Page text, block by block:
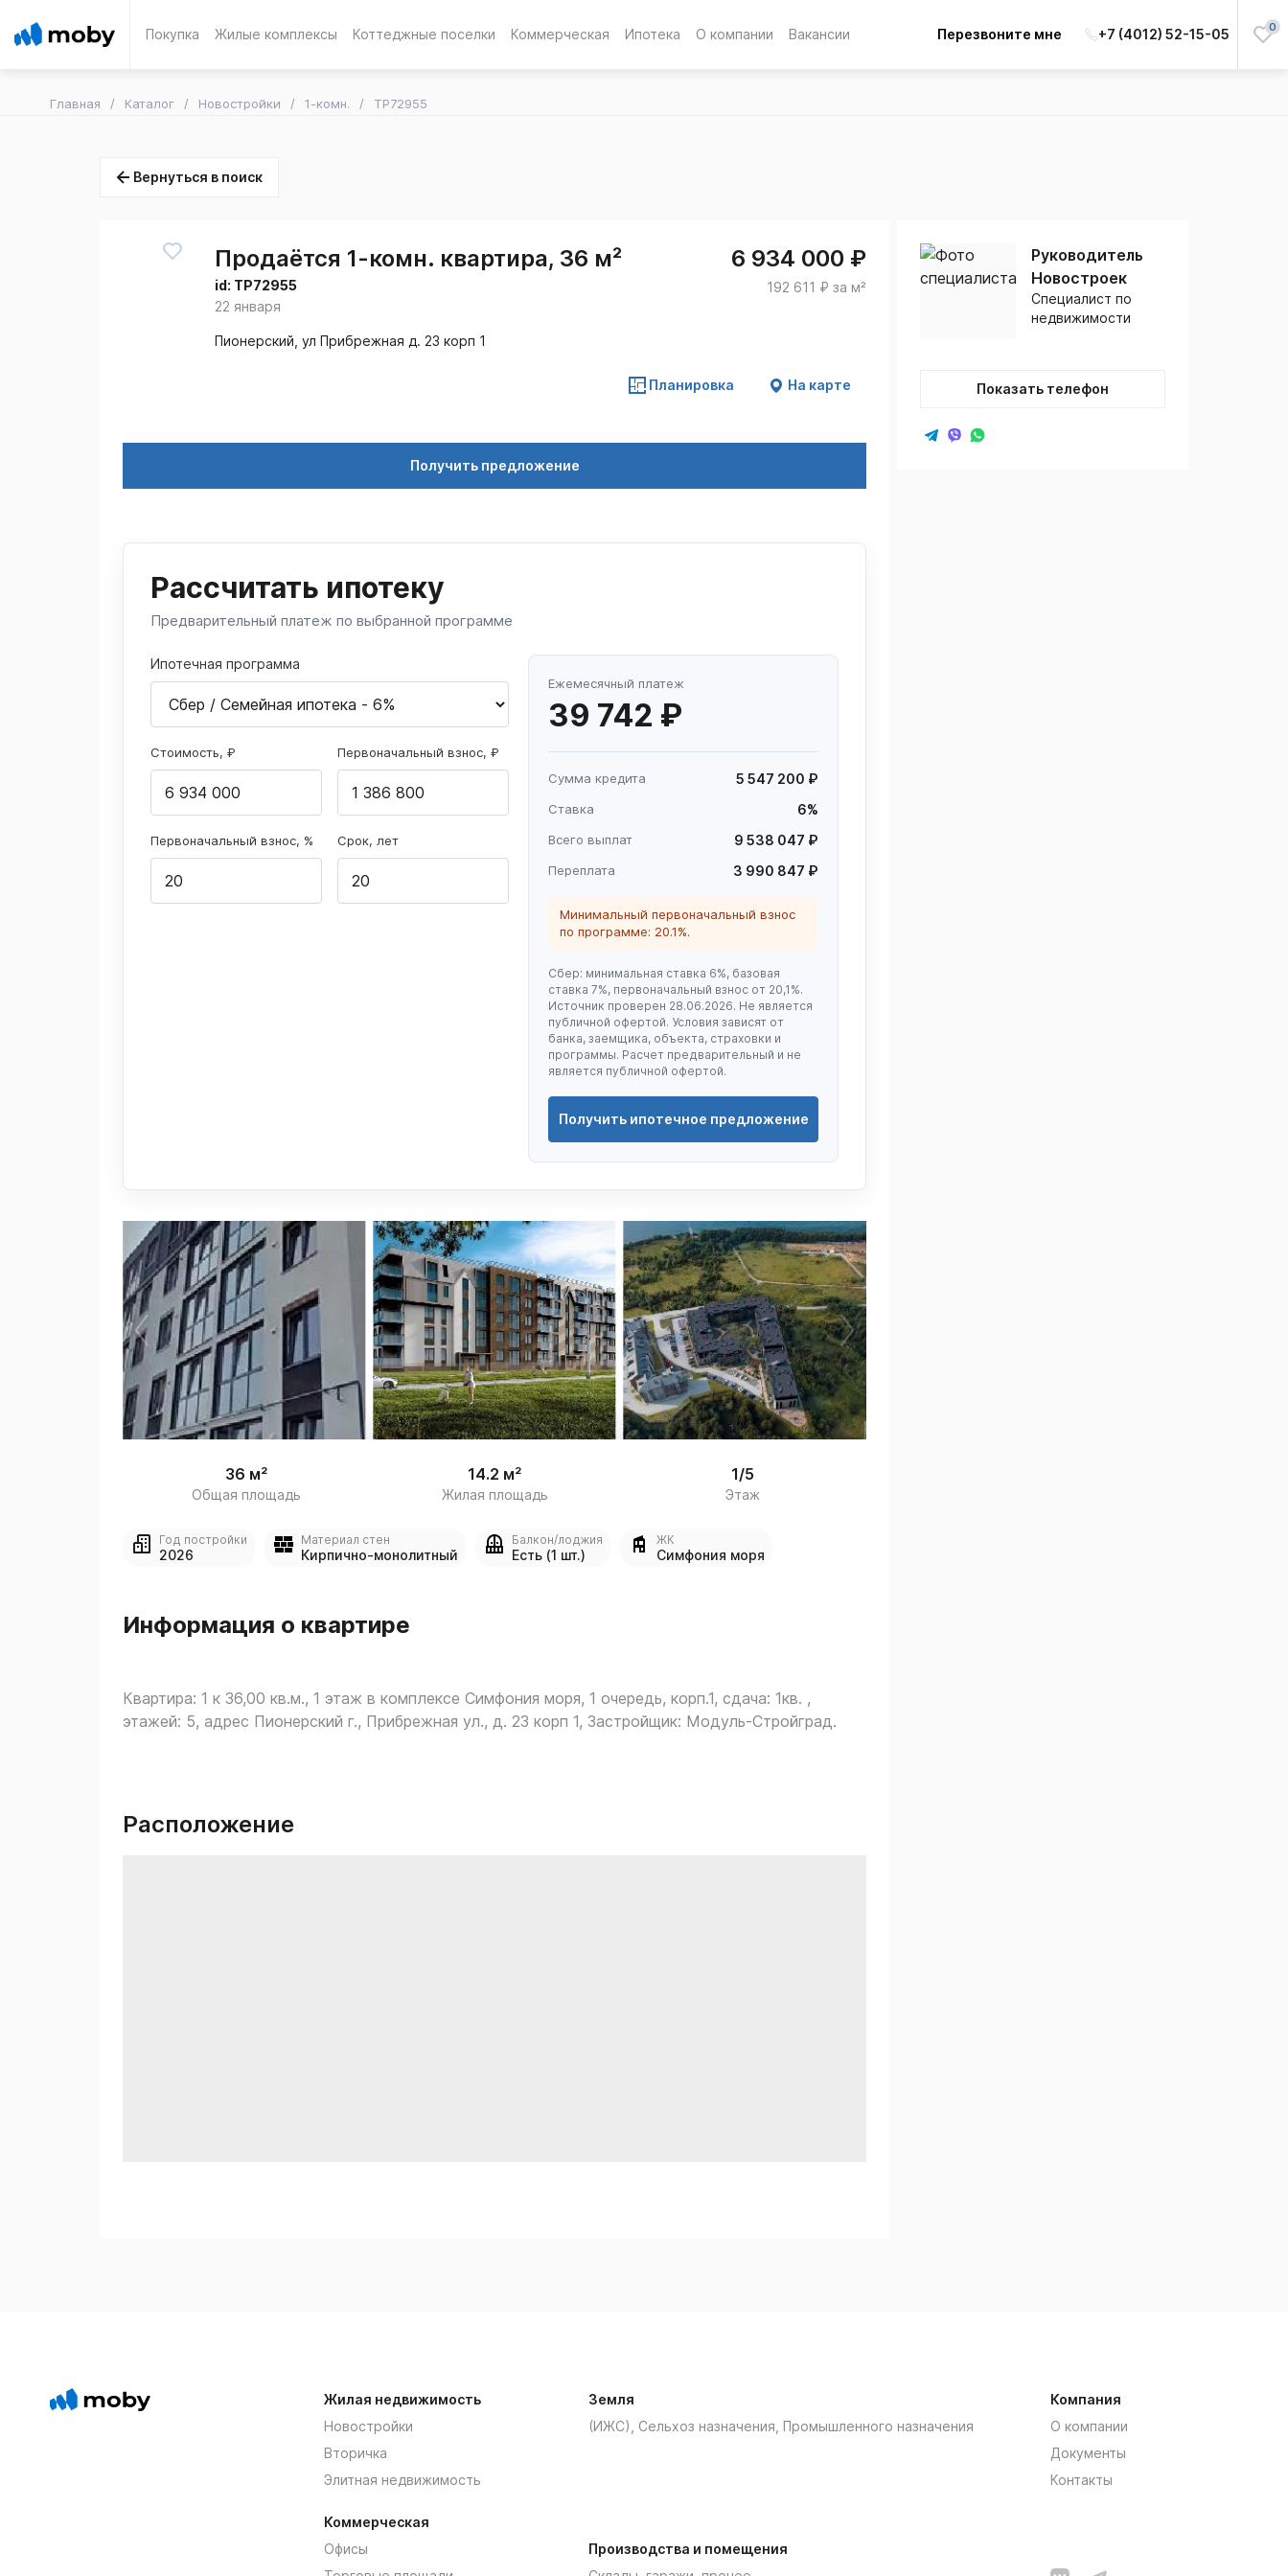
Покупка Жилые комплексы Коттеджные поселки Коммерческая Ипотека О компании Вакансии Перезвоните мне +7 (4012) 52-15-05 0
Главная Каталог Новостройки 1-комн. TP72955
Вернуться в поиск
Продаётся 1-комн. квартира, 36 м²
id: TP72955
22 января
6 934 000 ₽
192 611 ₽ за м²
Пионерский, ул Прибрежная д. 23 корп 1
Планировка На карте
Получить предложение
Рассчитать ипотеку
Предварительный платеж по выбранной программе
Ипотечная программа
Стоимость, ₽ Первоначальный взнос, ₽
Первоначальный взнос, % Срок, лет
Ежемесячный платеж
39 742 ₽
Сумма кредита 5 547 200 ₽
Ставка 6%
Всего выплат 9 538 047 ₽
Переплата 3 990 847 ₽
Минимальный первоначальный взнос
по программе: 20.1%.
Сбер: минимальная ставка 6%, базовая
ставка 7%, первоначальный взнос от 20,1%.
Источник проверен 28.06.2026. Не является
публичной офертой. Условия зависят от
банка, заемщика, объекта, страховки и
программы. Расчет предварительный и не
является публичной офертой.
Получить ипотечное предложение
1
/
8
36 м²
Общая площадь
14.2 м²
Жилая площадь
1/5
Этаж
Год постройки
2026
Материал стен
Кирпично-монолитный
Балкон/лоджия
Есть (1 шт.)
ЖК
Симфония моря
Информация о квартире
Квартира: 1 к 36,00 кв.м., 1 этаж в комплексе Симфония моря, 1 очередь, корп.1, сдача: 1кв. ,
этажей: 5, адрес Пионерский г., Прибрежная ул., д. 23 корп 1, Застройщик: Модуль-Стройград.
Расположение
Руководитель
Новостроек
Специалист по
недвижимости
Показать телефон
Жилая недвижимость
Новостройки
Вторичка
Элитная недвижимость
Коммерческая
Офисы
Земля
(ИЖС), Сельхоз назначения, Промышленного назначения
Производства и помещения
Компания
О компании
Документы
Контакты